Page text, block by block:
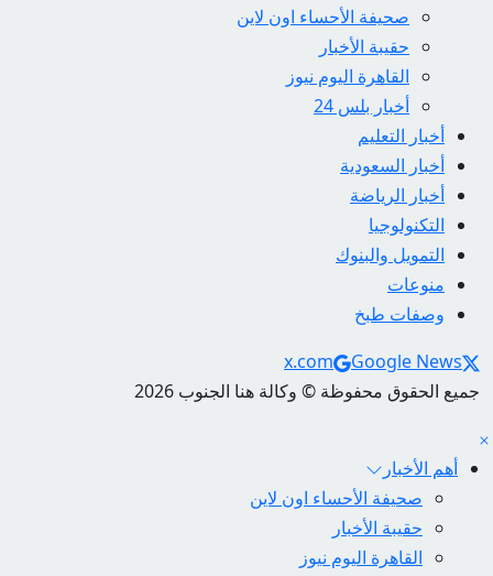
صحيفة الأحساء اون لاين
حقيبة الأخبار
القاهرة اليوم نيوز
أخبار بلس 24
أخبار التعليم
أخبار السعودية
أخبار الرياضة
التكنولوجيا
التمويل والبنوك
منوعات
وصفات طبخ
Social Links
x.com
Google News
جميع الحقوق محفوظة © وكالة هنا الجنوب 2026
أهم الأخبار
صحيفة الأحساء اون لاين
حقيبة الأخبار
القاهرة اليوم نيوز